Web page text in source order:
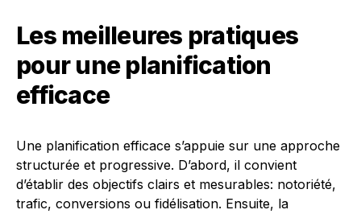
Les meilleures pratiques
pour une planification
efficace
Une planification efficace s’appuie sur une approche
structurée et progressive. D’abord, il convient
d’établir des objectifs clairs et mesurables: notoriété,
trafic, conversions ou fidélisation. Ensuite, la